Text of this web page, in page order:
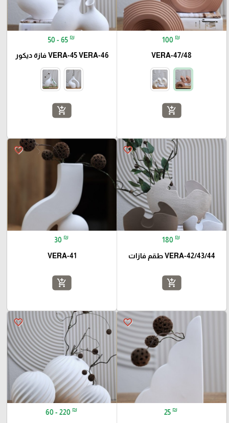
100 ₪
VERA-47/48
add_shopping_cart
50 - 65 ₪
VERA-45 VERA-46 فازة ديكور
add_shopping_cart
favorite_border
180 ₪
VERA-42/43/44 طقم فازات
add_shopping_cart
favorite_border
30 ₪
VERA-41
add_shopping_cart
favorite_border
25 ₪
favorite_border
60 - 220 ₪